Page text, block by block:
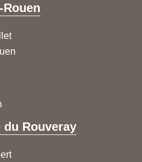
du Rouveray